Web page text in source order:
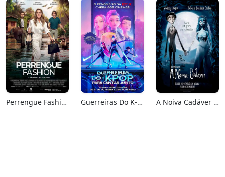
Perrengue Fashion Guerreiras Do K-Pop: Para Cantar Junto A Noiva Cadáver (Relançamento)